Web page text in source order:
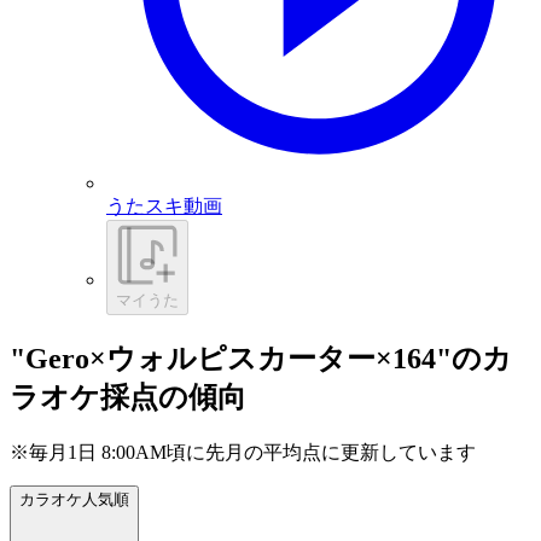
うたスキ動画
マイうた
"Gero×ウォルピスカーター×164"のカ
ラオケ採点の傾向
※毎月1日 8:00AM頃に先月の平均点に更新しています
カラオケ人気順